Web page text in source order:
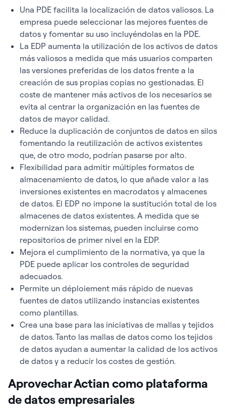
Una PDE facilita la localización de datos valiosos. La
empresa puede seleccionar las mejores fuentes de
datos y fomentar su uso incluyéndolas en la PDE.
La EDP aumenta la utilización de los activos de datos
más valiosos a medida que más usuarios comparten
las versiones preferidas de los datos frente a la
creación de sus propias copias no gestionadas. El
coste de mantener más activos de los necesarios se
evita al centrar la organización en las fuentes de
datos de mayor calidad.
Reduce la duplicación de conjuntos de datos en silos
fomentando la reutilización de activos existentes
que, de otro modo, podrían pasarse por alto.
Flexibilidad para admitir múltiples formatos de
almacenamiento de datos, lo que añade valor a las
inversiones existentes en macrodatos y almacenes
de datos. El EDP no impone la sustitución total de los
almacenes de datos existentes. A medida que se
modernizan los sistemas, pueden incluirse como
repositorios de primer nivel en la EDP.
Mejora el cumplimiento de la normativa, ya que la
PDE puede aplicar los controles de seguridad
adecuados.
Permite un déploiement más rápido de nuevas
fuentes de datos utilizando instancias existentes
como plantillas.
Crea una base para las iniciativas de mallas y tejidos
de datos. Tanto las mallas de datos como los tejidos
de datos ayudan a aumentar la calidad de los activos
de datos y a reducir los costes de gestión.
Aprovechar Actian como plataforma
de datos empresariales